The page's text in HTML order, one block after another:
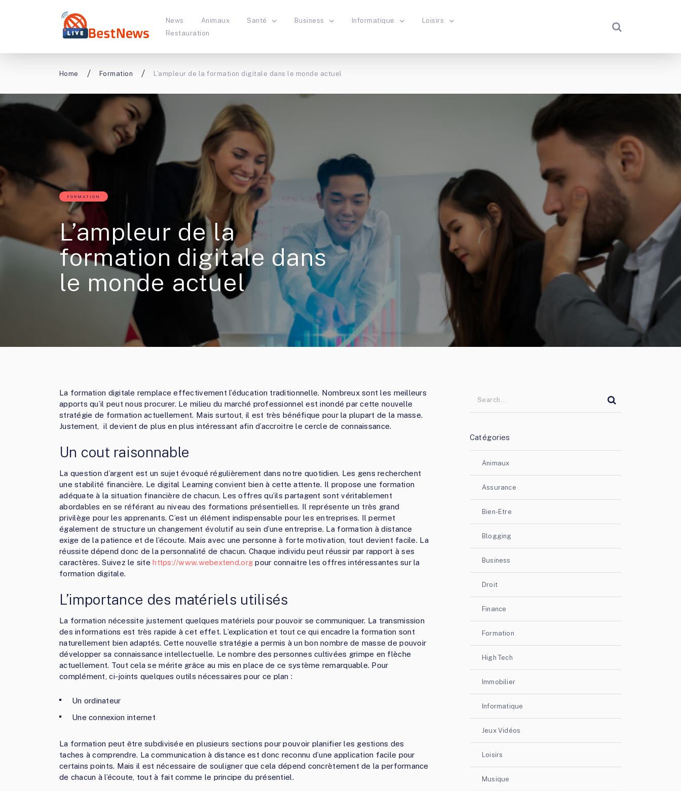
News Animaux Santé Business Informatique
Loisirs
Restauration
Home Formation L’ampleur de la formation digitale dans le monde actuel
FORMATION
L’ampleur de la
formation digitale dans
le monde actuel
La formation digitale remplace effectivement l’éducation traditionnelle. Nombreux sont les meilleurs
apports qu’il peut nous procurer. Le milieu du marché professionnel est inondé par cette nouvelle
stratégie de formation actuellement. Mais surtout, il est très bénéfique pour la plupart de la masse.
Justement, il devient de plus en plus intéressant afin d’accroitre le cercle de connaissance.
Un cout raisonnable
La question d’argent est un sujet évoqué régulièrement dans notre quotidien. Les gens recherchent
une stabilité financière. Le digital Learning convient bien à cette attente. Il propose une formation
adéquate à la situation financière de chacun. Les offres qu’ils partagent sont véritablement
abordables en se référant au niveau des formations présentielles. Il représente un très grand
privilège pour les apprenants. C’est un élément indispensable pour les entreprises. Il permet
également de structure un changement évolutif au sein d’une entreprise. La formation à distance
exige de la patience et de l’écoute. Mais avec une personne à forte motivation, tout devient facile. La
réussite dépend donc de la personnalité de chacun. Chaque individu peut réussir par rapport à ses
caractères. Suivez le sitehttps://www.webextend.org pour connaitre les offres intéressantes sur la
formation digitale.
L’importance des matériels utilisés
La formation nécessite justement quelques matériels pour pouvoir se communiquer. La transmission
des informations est très rapide à cet effet. L’explication et tout ce qui encadre la formation sont
naturellement bien adaptés. Cette nouvelle stratégie a permis à un bon nombre de masse de pouvoir
développer sa connaissance intellectuelle. Le nombre des personnes cultivées grimpe en flèche
actuellement. Tout cela se mérite grâce au mis en place de ce système remarquable. Pour
complément, ci-joints quelques outils nécessaires pour ce plan :
Un ordinateur
Une connexion internet
La formation peut être subdivisée en plusieurs sections pour pouvoir planifier les gestions des
taches à comprendre. La communication à distance est donc reconnu d’une application facile pour
certains points. Mais il est nécessaire de souligner que cela dépend concrètement de la performance
de chacun à l’écoute, tout à fait comme le principe du présentiel.
Catégories
Animaux
Assurance
Bien-Etre
Blogging
Business
Droit
Finance
Formation
High Tech
Immobilier
Informatique
Jeux Vidéos
Loisirs
Musique